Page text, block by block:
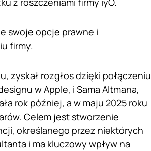
swoje opcje prawne i
firmy.
zyskał rozgłos dzięki połączeniu
w Apple, i Sama Altmana,
rok później, a w maju 2025 roku
Celem jest stworzenie
określanego przez niektórych
i ma kluczowy wpływ na